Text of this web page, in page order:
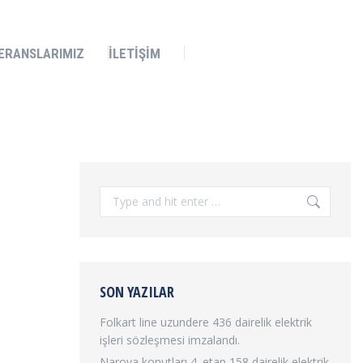
İLETİŞİM
Search:
SON YAZILAR
Folkart line uzundere 436 dairelik elektrik
işleri sözleşmesi imzalandı.